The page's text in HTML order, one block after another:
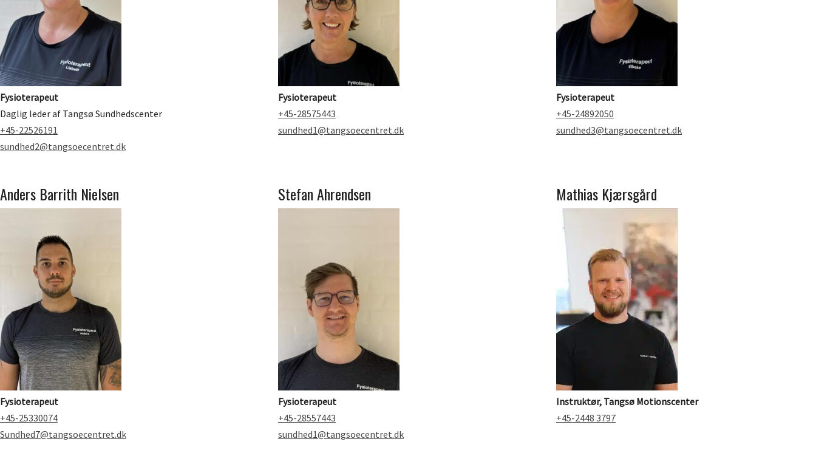
Fysioterapeut
Daglig leder af Tangsø Sundhedscenter
+45-22526191
sundhed2@tangsoecentret.dk
Fysioterapeut
+45-28575443
sundhed1@tangsoecentret.dk
Fysioterapeut
+45-24892050
sundhed3@tangsoecentret.dk
Anders Barrith Nielsen
Fysioterapeut
+45-25330074
Sundhed7@tangsoecentret.dk
Stefan Ahrendsen
Fysioterapeut
+45-28557443
sundhed1@tangsoecentret.dk
Mathias Kjærsgård
Instruktør, Tangsø Motionscenter
+45-2448 3797